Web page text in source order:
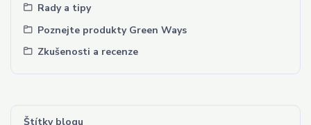
Rady a tipy
Poznejte produkty Green Ways
Zkušenosti a recenze
Štítky blogu